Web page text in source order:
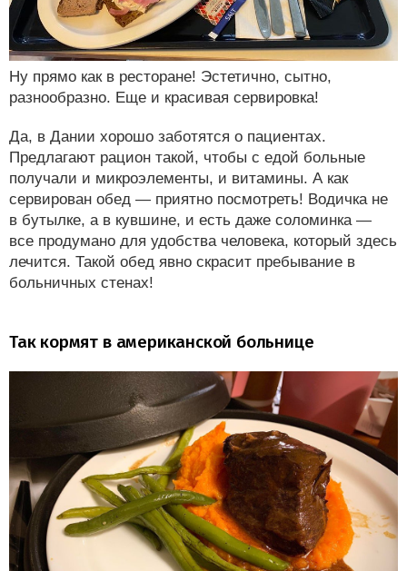
Ну прямо как в ресторане! Эстетично, сытно,
разнообразно. Еще и красивая сервировка!
Да, в Дании хорошо заботятся о пациентах.
Предлагают рацион такой, чтобы с едой больные
получали и микроэлементы, и витамины. А как
сервирован обед — приятно посмотреть! Водичка не
в бутылке, а в кувшине, и есть даже соломинка —
все продумано для удобства человека, который здесь
лечится. Такой обед явно скрасит пребывание в
больничных стенах!
Так кормят в американской больнице